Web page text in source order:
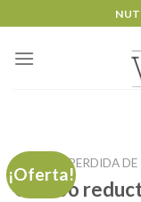
to
content
¡Oferta!
PERDIDA
Combo